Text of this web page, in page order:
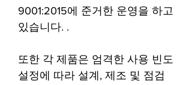
9001:2015에 준거한 운영을 하고
있습니다. .
또한 각 제품은 엄격한 사용 빈도
설정에 따라 설계, 제조 및 점검